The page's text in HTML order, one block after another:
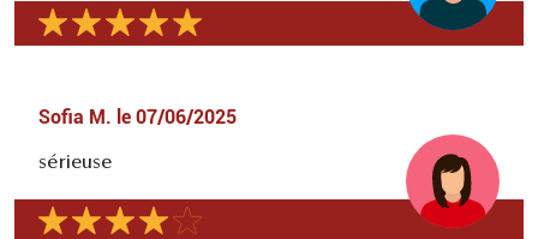
Sofia M. le 07/06/2025
sérieuse